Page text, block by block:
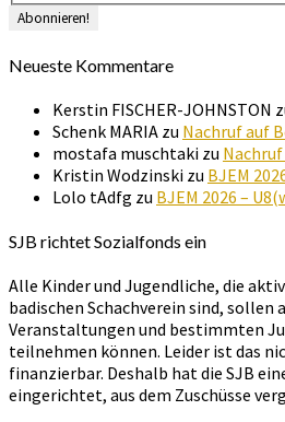
Neueste Kommentare
Kerstin FISCHER-JOHNSTON
Schenk MARIA zu Nachruf auf
mostafa muschtaki zu
Kristin Wodzinski zu BJEM
Lolo tAdfg zu BJEM 2026 –
SJB richtet Sozialfonds ein
Alle Kinder und Jugendliche, die
badischen Schachverein sind, sollen
Veranstaltungen und bestimmten
teilnehmen können. Leider ist das
finanzierbar. Deshalb hat die SJB
eingerichtet, aus dem Zuschüsse